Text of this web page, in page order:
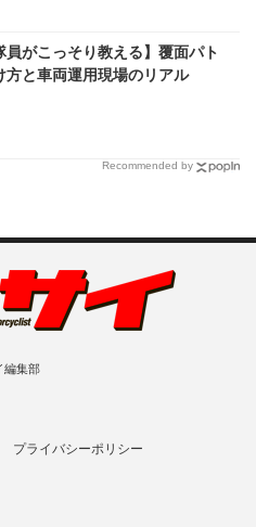
員がこっそり教える】覆面パト
方と車両運用現場のリアル
Recommended by
編集部
プライバシーポリシー